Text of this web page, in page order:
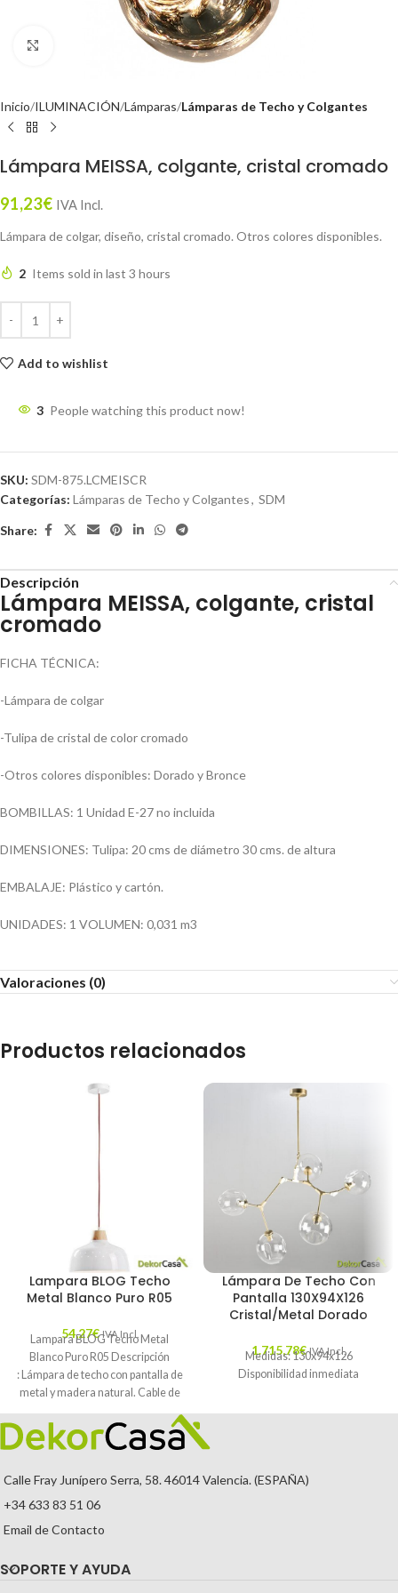
Inicio ILUMINACIÓN Lámparas Lámparas de Techo y Colgantes
Lámpara MEISSA, colgante, cristal cromado
91,23€ IVA Incl.
Lámpara de colgar, diseño, cristal cromado. Otros colores disponibles.
2 Items sold in last 3 hours
Add to wishlist
3 People watching this product now!
SKU: SDM-875.LCMEISCR
Categorías: Lámparas de Techo y Colgantes, SDM
Share:
Descripción
Lámpara MEISSA, colgante, cristal
cromado
FICHA TÉCNICA:
-Lámpara de colgar
-Tulipa de cristal de color cromado
-Otros colores disponibles: Dorado y Bronce
BOMBILLAS: 1 Unidad E-27 no incluida
DIMENSIONES: Tulipa: 20 cms de diámetro 30 cms. de altura
EMBALAJE: Plástico y cartón.
UNIDADES: 1 VOLUMEN: 0,031 m3
Valoraciones (0)
Productos relacionados
Lampara BLOG Techo
Metal Blanco Puro R05
54,27€ IVA Incl.
Lampara BLOG Techo Metal
Blanco Puro R05 Descripción
: Lámpara de techo con pantalla de
metal y madera natural. Cable de
Lámpara De Techo Con
Pantalla 130X94X126
Cristal/Metal Dorado
1.715,78€ IVA Incl.
Medidas: 130x94x126
Disponibilidad inmediata
Calle Fray Junípero Serra, 58. 46014 Valencia. (ESPAÑA)
+34 633 83 51 06
Email de Contacto
SOPORTE Y AYUDA